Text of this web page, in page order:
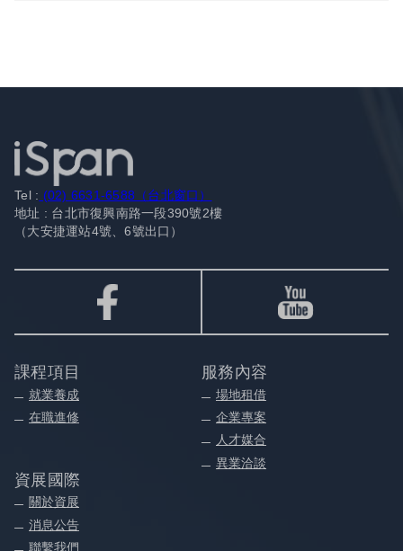
Tel : (02) 6631-6588（台北窗口）
地址 : 台北市復興南路一段390號2樓
（大安捷運站4號、6號出口）
課程項目
就業養成
在職進修
服務內容
場地租借
企業專案
人才媒合
異業洽談
資展國際
關於資展
消息公告
聯繫我們